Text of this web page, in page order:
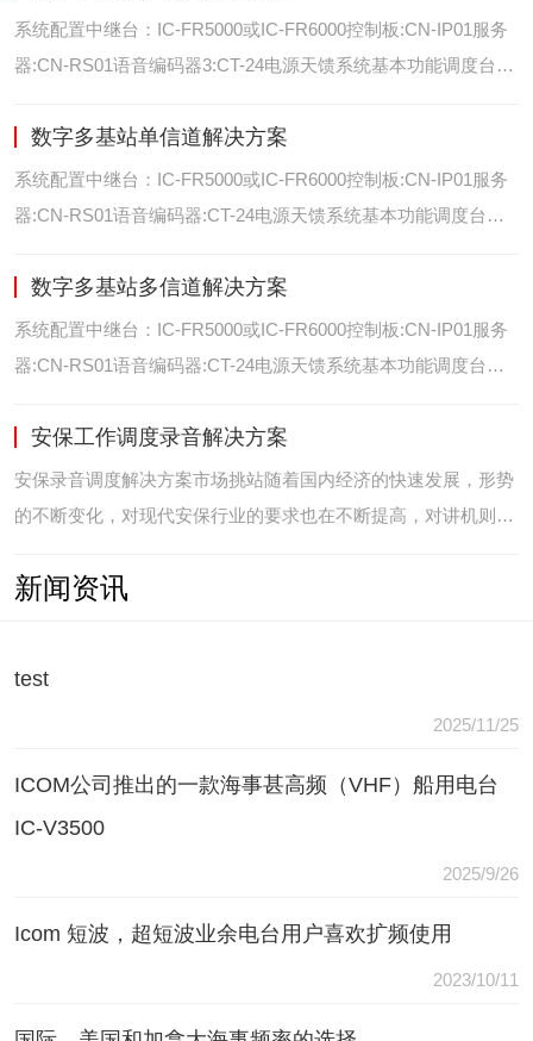
位功能是艾可慕数字系统的标
系统配置中继台：IC-FR5000或IC-FR6000控制板:CN-IP01服务
器:CN-RS01语音编码器3:CT-24电源天馈系统基本功能调度台录
室内定位艾可慕数字电台具备GPS数据上传功能。而GPS定位功
能是艾可慕数字系统的
数字多基站单信道解决方案
系统配置中继台：IC-FR5000或IC-FR6000控制板:CN-IP01服务
器:CN-RS01语音编码器:CT-24电源天馈系统基本功能调度台录
通过IP网络互联，通过成熟可靠的网络技术，艾可慕数字通讯将
延伸到世界的每一个角落。
数字多基站多信道解决方案
系统配置中继台：IC-FR5000或IC-FR6000控制板:CN-IP01服务
器:CN-RS01语音编码器:CT-24电源天馈系统基本功能调度台录
之间通过IP网络互联，通过成熟可靠的网络技术，艾可慕数字通
讯将延伸到世界的每一个角
安保工作调度录音解决方案
安保录音调度解决方案市场挑站随着国内经济的快速发展，形势
的不断变化，对现代安保行业的要求也在不断提高，对讲机则是
讯需要，常常会出现以下问题：（1）无可靠的报等多种保障手
新闻资讯
test
2025/11/25
ICOM公司推出的一款海事甚高频（VHF）船用电台
IC-V3500
2025/9/26
Icom 短波，超短波业余电台用户喜欢扩频使用
2023/10/11